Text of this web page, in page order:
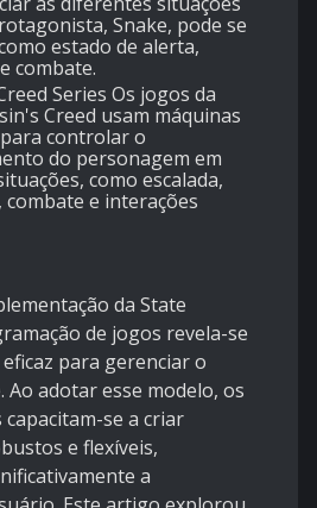
Snake, pode se
estado de alerta,
combate.
Series Os jogos da
Creed usam máquinas
controlar o
do personagem em
como escalada,
combate e interações
da State
de jogos revela-se
para gerenciar o
adotar esse modelo, os
se a criar
e flexíveis,
a